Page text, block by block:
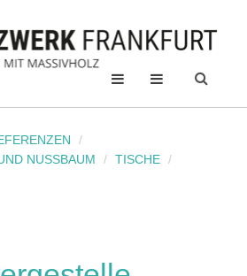
/
NUSSBAUM
/ TISCHE /